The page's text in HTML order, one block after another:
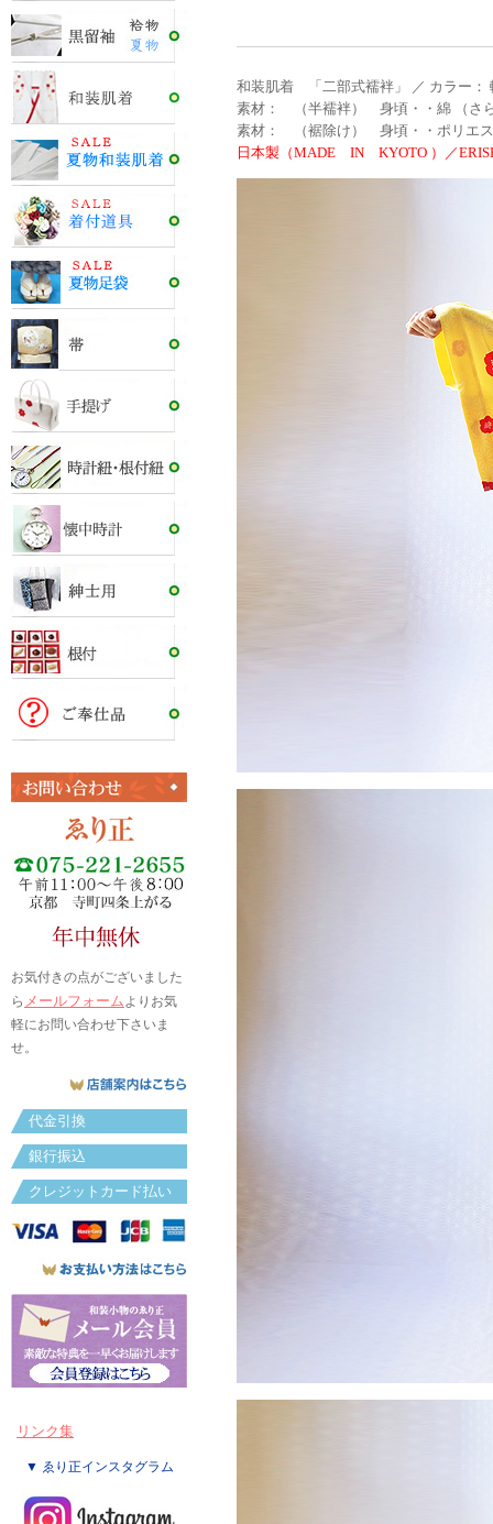
お気付きの点がございました
ら メールフォームよりお気
軽にお問い合わせ下さいま
せ。
代金引換
銀行振込
クレジットカード払い
リンク集
▼ ゑり正インスタグラム
和装肌着 「二部式襦袢」 ／ カラー：
素材： （半襦袢） 身頃・・綿 （さ
素材： （裾除け） 身頃・・ポリエス
日本製（MADE IN KYOTO ）／